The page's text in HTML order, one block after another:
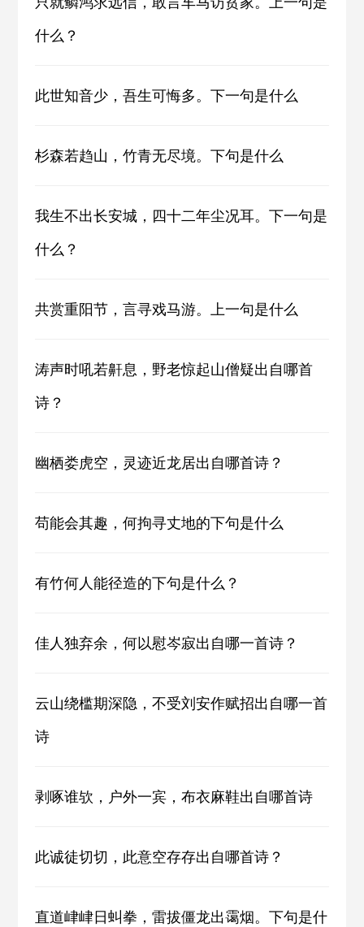
什么？
此世知音少，吾生可悔多。下一句是什么
杉森若趋山，竹青无尽境。下句是什么
我生不出长安城，四十二年尘况耳。下一句是
什么？
共赏重阳节，言寻戏马游。上一句是什么
涛声时吼若鼾息，野老惊起山僧疑出自哪首
诗？
幽栖娄虎空，灵迹近龙居出自哪首诗？
苟能会其趣，何拘寻丈地的下句是什么
有竹何人能径造的下句是什么？
佳人独弃余，何以慰岑寂出自哪一首诗？
云山绕槛期深隐，不受刘安作赋招出自哪一首
诗
剥啄谁欤，户外一宾，布衣麻鞋出自哪首诗
此诚徒切切，此意空存存出自哪首诗？
直道峍峍日虯拳，雷拔僵龙出霭烟。下句是什